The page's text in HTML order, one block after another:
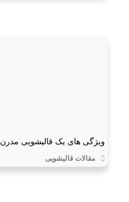
ویژگی های یک قالیشویی مدرن
مقالات قالیشویی